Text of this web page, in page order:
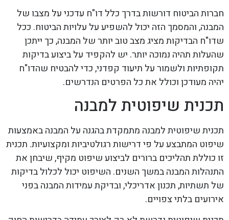
חברות הביטוח דורשות בדרך כלל דו"ח עדכני על מצבו של
המבנה, והמסמך הזה יכול להשפיע על עלויות הביטוח. ככל
שדו"ח הבדיקות מציג מצב טוב יותר של המבנה, כך ייתכן
שהעלות תהיה נמוכה יותר. יש להקפיד על ביצוע בדיקות
תקופתיות ולשמור על תיעוד קפדני, כדי להבטיח שהדו"ח
יהיה מעודכן וכולל את כל הפרטים הנדרשים.
תכנית שיפוטית למבנה
תכנית שיפוטית למבנה מתמקדת בהגנה על המבנה באמצעות
שיפוט המתבצע על פי דרישות רגולטיביות ומקצועיות. תכנית
זו כוללת תהליכים ברורים לביצוע שיפוט מקיף, שיבחן את
התנהלות המבנה במשך השנים. השיפוט יכול לכלול בדיקות
של תשתיות, תכנון אדריכלי, ובדיקת עמידות המבנה בפני
אירועים בלתי צפויים.